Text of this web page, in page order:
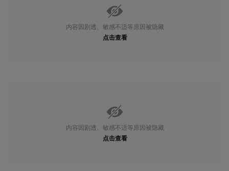
内容因剧透、敏感不适等原因被隐藏
点击查看
内容因剧透、敏感不适等原因被隐藏
点击查看